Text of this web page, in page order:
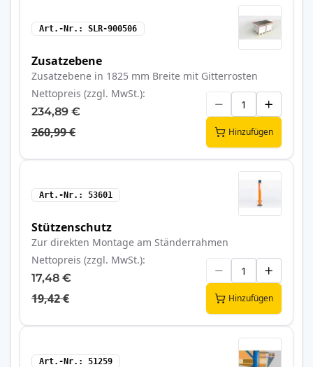
Art.-Nr. SLR-900506
Zusatzebene
Zusatzebene in 1825 mm Breite mit Gitterrosten
Nettopreis (zzgl. MwSt.)
234,89 €
260,99 € Hinzufügen
Art.-Nr. 53601
Stützenschutz
Zur direkten Montage am Ständerrahmen
Nettopreis (zzgl. MwSt.)
17,48 €
19,42 € Hinzufügen
Art.-Nr. 51259